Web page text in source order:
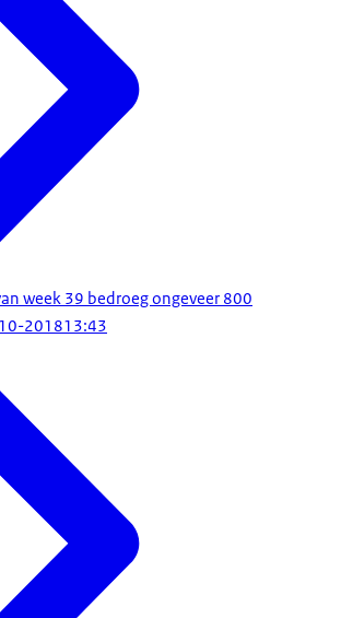
week 39 bedroeg ongeveer 800
201813:43